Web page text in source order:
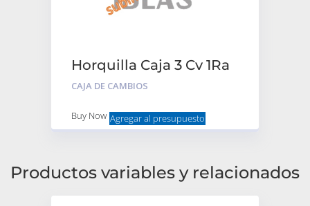
Horquilla Caja 3 Cv 1Ra
Y M/Atras
CAJA DE CAMBIOS
Buy Now Agregar al presupuesto
Productos variables y relacionados